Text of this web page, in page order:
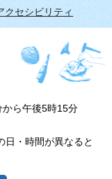
クセシビリティ
ら午後5時15分
日・時間が異なると